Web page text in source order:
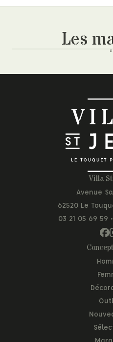
Les
Villa
Avenue
62520 Le
03 21 05 69 59 •